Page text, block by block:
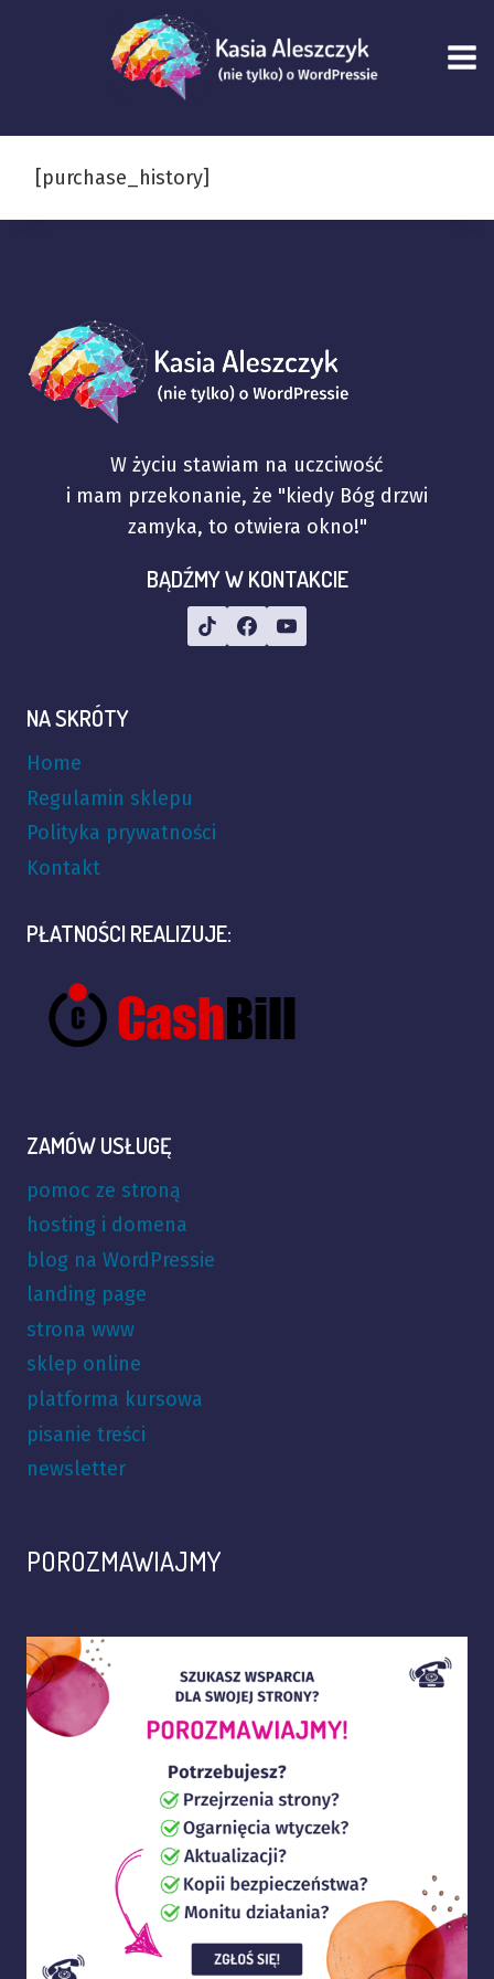
[purchase_history]
W życiu stawiam na uczciwość
i mam przekonanie, że "kiedy Bóg drzwi
zamyka, to otwiera okno!"
BĄDŹMY W KONTAKCIE
NA SKRÓTY
Home
Regulamin sklepu
Polityka prywatności
Kontakt
PŁATNOŚCI REALIZUJE:
ZAMÓW USŁUGĘ
pomoc ze stroną
hosting i domena
blog na WordPressie
landing page
strona www
sklep online
platforma kursowa
pisanie treści
newsletter
POROZMAWIAJMY